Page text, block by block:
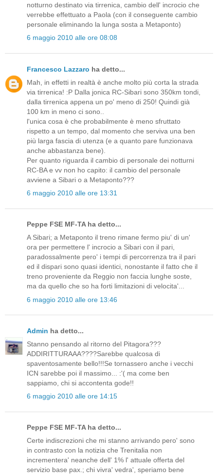
notturno destinato via tirrenica, cambio dell' incrocio che
verrebbe effettuato a Paola (con il conseguente cambio
personale eliminando la lunga sosta a Metaponto)
6 maggio 2010 alle ore 08:08
Francesco Lazzaro ha detto...
Mah, in effetti in realtà è anche molto più corta la strada
via tirrenica! :P Dalla jonica RC-Sibari sono 350km tondi,
dalla tirrenica appena un po' meno di 250! Quindi già
100 km in meno ci sono..
l'unica cosa è che probabilmente è meno sfruttato
rispetto a un tempo, dal momento che serviva una ben
più larga fascia di utenza (e a quanto pare funzionava
anche abbastanza bene).
Per quanto riguarda il cambio di personale dei notturni
RC-BA e vv non ho capito: il cambio del personale
avviene a Sibari o a Metaponto???
6 maggio 2010 alle ore 13:31
Peppe FSE MF-TA ha detto...
A Sibari; a Metaponto il treno rimane fermo piu' di un'
ora per permettere l' incrocio a Sibari con il pari,
paradossalmente pero' i tempi di percorrenza tra il pari
ed il dispari sono quasi identici, nonostante il fatto che il
treno proveniente da Reggio non faccia lunghe soste,
ma da quello che so ha forti limitazioni di velocita'...
6 maggio 2010 alle ore 13:46
Admin ha detto...
Stanno pensando al ritorno del Pitagora???
ADDIRITTURAAA????Sarebbe qualcosa di
spaventosamente bello!!!Se tornassero anche i vecchi
ICN sarebbe poi il massimo... :'( ma come ben
sappiamo, chi si accontenta gode!!
6 maggio 2010 alle ore 14:15
Peppe FSE MF-TA ha detto...
Certe indiscrezioni che mi stanno arrivando pero' sono
in contrasto con la notizia che Trenitalia non
incrementera' neanche dell' 1% l' attuale offerta del
servizio base pax.; chi vivra' vedra', speriamo bene